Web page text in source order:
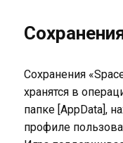
Сохранения
хранятся в
папке [AppData],
профиле